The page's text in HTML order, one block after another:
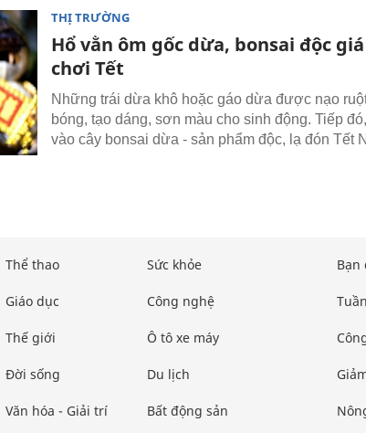
THỊ TRƯỜNG
Hổ vằn ôm gốc dừa, bonsai độc
chơi Tết
Những trái dừa khô hoặc gáo dừa được nạo
bóng, tạo dáng, sơn màu cho sinh động. Tiếp
vào cây bonsai dừa - sản phẩm độc, lạ đón Tết
Thể thao
Giáo dục
Thế giới
Đời sống
Văn hóa - Giải trí
Sức khỏe
Công nghệ
Ô tô xe máy
Du lịch
Bất động sản
Bạn